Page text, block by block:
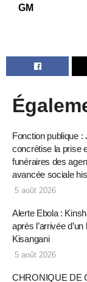
GM
Fonction publique :
concrétise la prise
funéraires des
avancée sociale
5 août 2026
Alerte Ebola :
après l’arrivée
Kisangani
5 août 2026
CHRONIQUE DE CLBB: Le